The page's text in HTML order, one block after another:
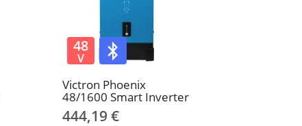
Victron Phoenix
48/1600 Smart Inverter
444,19 €
48
V